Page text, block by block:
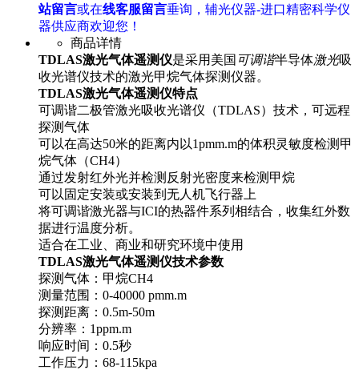
站留言或在线客服留言垂询，辅光仪器-进口精密科学仪
器供应商欢迎您！
商品详情
TDLAS激光气体遥测仪是采用美国 可调谐半导体激光吸
收光谱仪技术的激光甲烷气体探测仪器。
TDLAS激光气体遥测仪特点
可调谐二极管激光吸收光谱仪（TDLAS）技术，可远程
探测气体
可以在高达50米的距离内以1pmm.m的体积灵敏度检测甲
烷气体（CH4）
通过发射红外光并检测反射光密度来检测甲烷
可以固定安装或安装到无人机飞行器上
将可调谐激光器与ICI的热器件系列相结合，收集红外数
据进行温度分析。
适合在工业、商业和研究环境中使用
TDLAS激光气体遥测仪技术参数
探测气体：甲烷CH4
测量范围：0-40000 pmm.m
探测距离：0.5m-50m
分辨率：1ppm.m
响应时间：0.5秒
工作压力：68-115kpa